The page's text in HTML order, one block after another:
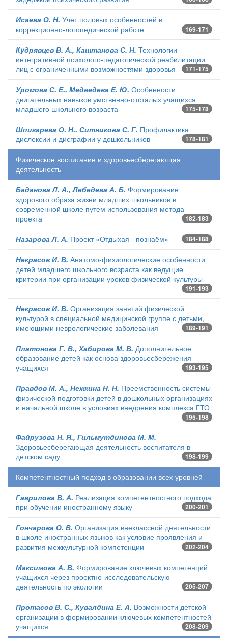
Исаева О. Н. Учет половых особенностей в
коррекционно-логопедической работе
169-171
Кудрявцев В. А., Каштанова С. Н. Технологии
интегративной психолого-педагогической реабилитации
лиц с ограниченными возможностями здоровья
171-175
Уромова С. Е., Медведева Е. Ю. Особенности
двигательных навыков умственно-отсталых учащихся
младшего школьного возраста
175-178
Шпигарева О. Н., Ситникова С. Г. Профилактика
дислексии и дисграфии у дошкольников
178-181
Физическое воспитание и здоровьесберегающая
деятельность
Баданова Л. А., Лебедева А. Б. Формирование
здорового образа жизни младших школьников в
современной школе путем использования метода
проекта
182-183
Назарова Л. А. Проект «Отдыхая - познаём» 184-188
Некрасов И. В. Анатомо-физиологические особенности
детей младшего школьного возраста как ведущие
критерии при организации уроков физической культуры
191-193
Некрасов И. В. Организация занятий физической
культурой в специальной медицинской группе с детьми,
имеющими неврологические заболевания
189-191
Платонова Г. В., Хабирова М. В. Дополнительное
образование детей как основа здоровьесбережения
учащихся
193-195
Правдов М. А., Нежкина Н. Н. Преемственность системы
физической подготовки детей в дошкольных организациях
и начальной школе в условиях внедрения комплекса ГТО
195-198
Файрузова Н. Я., Гильмутдинова М. М.
Здоровьесберегающая деятельность воспитателя в
детском саду
198-199
Компетентностный подход в образовании всех уровней
Гаврилова В. А. Реализация компетентностного подхода
при обучении иностранному языку
200-201
Гончарова О. В. Организация внеклассной деятельности
в школе иностранных языков как условие проявления и
развития межкультурной компетенции
202-204
Максимова А. В. Формирование ключевых компетенций
учащихся через проектно-исследовательскую
деятельность по экологии
205-207
Протасов В. С., Кувалдина Е. А. Возможности детской
организации в формировании ключевых компетентностей
учащихся
208-209